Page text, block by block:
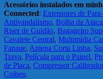
Acessórios instalados em
Connected: Extensores de
Antivandalismo, Bolha da
Riser de Guidão, Bagageiro
Cavalete Central, Multimídia
Fanaue, Antena Corta Linha,
Trava, Película para o Painel,
de Placa, Compressor
Coibeu.